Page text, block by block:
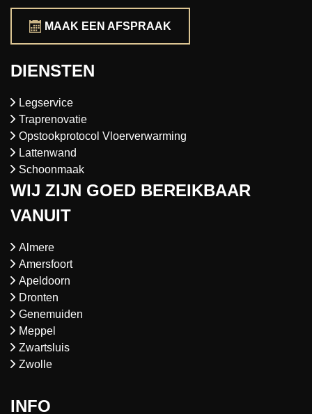
MAAK EEN AFSPRAAK
DIENSTEN
Legservice
Traprenovatie
Opstookprotocol Vloerverwarming
Lattenwand
Schoonmaak
WIJ ZIJN GOED BEREIKBAAR
VANUIT
Almere
Amersfoort
Apeldoorn
Dronten
Genemuiden
Meppel
Zwartsluis
Zwolle
INFO